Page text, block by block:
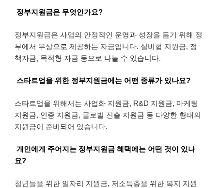
정부지원금은 무엇인가요?
정부지원금은 사업의 안정적인 운영과 성장을 돕기 위해 정
부에서 무상으로 제공하는 자금입니다. 실비형 지원금, 정
책자금, 목적형 자금 등으로 나눌 수 있습니다.
스타트업을 위한 정부지원금에는 어떤 종류가 있나요?
스타트업을 위해서는 사업화 지원금, R&D 지원금, 마케팅
지원금, 인증 지원금, 글로벌 진출 지원금 등 다양한 형태의
지원금이 준비되어 있습니다.
개인에게 주어지는 정부지원금 혜택에는 어떤 것이 있나
요?
청년들을 위한 일자리 지원금, 저소득층을 위한 복지 지원